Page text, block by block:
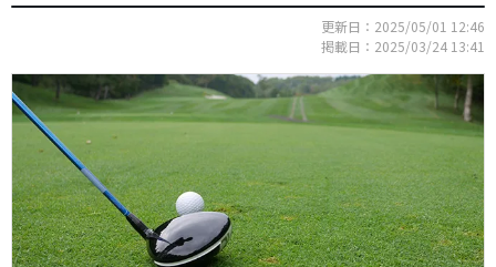
更新日：2025/05/01 12:46
掲載日：2025/03/24 13:41